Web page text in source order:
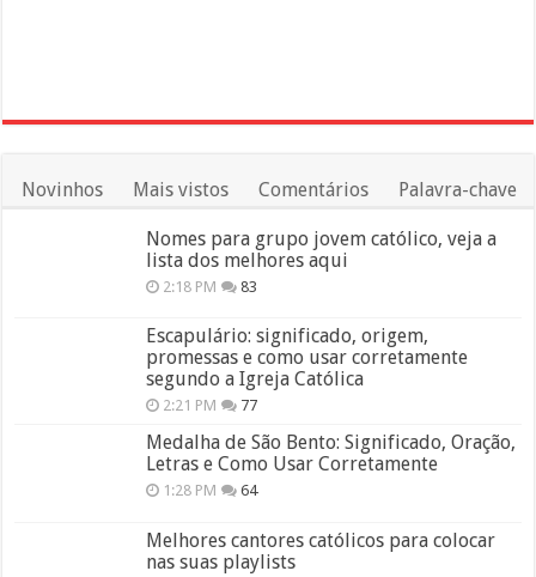
Novinhos Mais vistos Comentários Palavra-chave
Nomes para grupo jovem católico, veja a
lista dos melhores aqui
2:18 PM 83
Escapulário: significado, origem,
promessas e como usar corretamente
segundo a Igreja Católica
2:21 PM 77
Medalha de São Bento: Significado, Oração,
Letras e Como Usar Corretamente
1:28 PM 64
Melhores cantores católicos para colocar
nas suas playlists